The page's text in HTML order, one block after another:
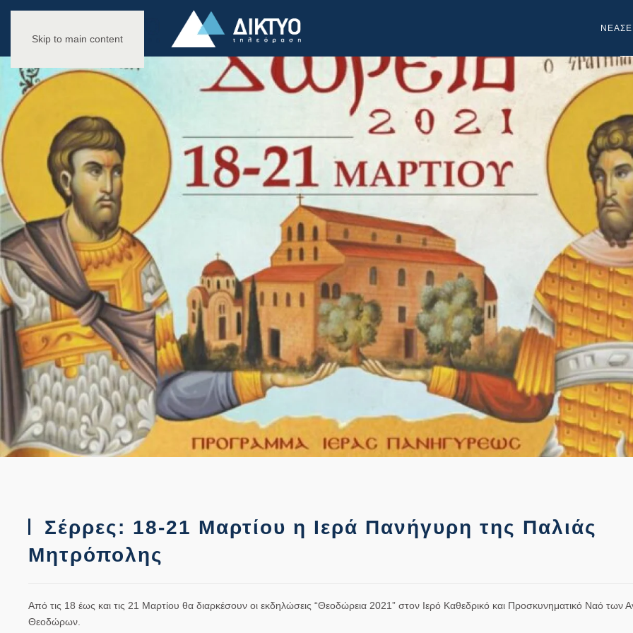
Skip to main content
NEA
Σέρρες: 18-21 Μαρτίου η Ιερά Πανήγυρη της Παλιάς
Μητρόπολης
Από τις 18 έως και τις 21 Μαρτίου θα διαρκέσουν οι εκδηλώσεις “Θεοδώρεια 2021” στον Ιερό Καθεδρικό και Προσκυνηματικό Ναό των
Θεοδώρων.